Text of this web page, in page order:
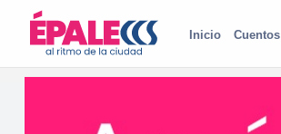
Inicio Cuentos